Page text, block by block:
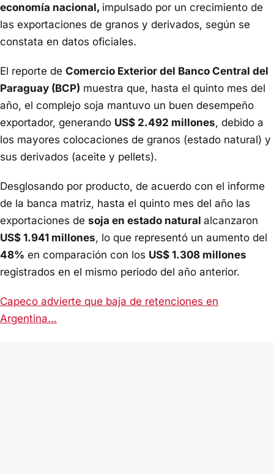
economía nacional, impulsado por un crecimiento de
las exportaciones de granos y derivados, según se
constata en datos oficiales.
El reporte de Comercio Exterior del Banco Central del
Paraguay (BCP) muestra que, hasta el quinto mes del
año, el complejo soja mantuvo un buen desempeño
exportador, generando US$ 2.492 millones, debido a
los mayores colocaciones de granos (estado natural) y
sus derivados (aceite y pellets).
Desglosando por producto, de acuerdo con el informe
de la banca matriz, hasta el quinto mes del año las
exportaciones de soja en estado natural alcanzaron
US$ 1.941 millones, lo que representó un aumento del
48% en comparación con los US$ 1.308 millones
registrados en el mismo periodo del año anterior.
Capeco advierte que baja de retenciones en
Argentina…